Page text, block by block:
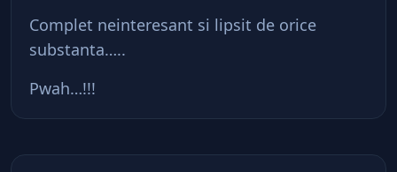
Complet neinteresant si lipsit de orice
substanta…..
Pwah…!!!